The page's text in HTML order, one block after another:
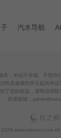
汽水导航
务，本站不存储、不制作
法性及健康性所引起的争议
了您的权益，请附说明联
联系邮箱：
2026 www.moonci.com All